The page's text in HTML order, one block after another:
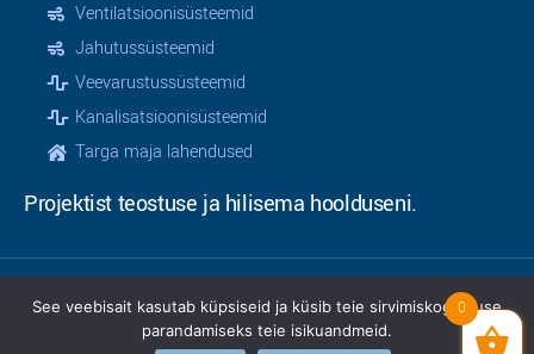
Ventilatsioonisüsteemid
Jahutussüsteemid
Veevarustussüsteemid
Kanalisatsioonisüsteemid
Targa maja lahendused
Projektist teostuse ja hilisema hoolduseni.
© 2025 | Teamservice OÜ | Kõik õigused kaitstud |
Privaatsusinfo|Müügitingimused
0
See veebisait kasutab küpsiseid ja küsib teie sirvimiskogemuse
parandamiseks teie isikuandmeid.